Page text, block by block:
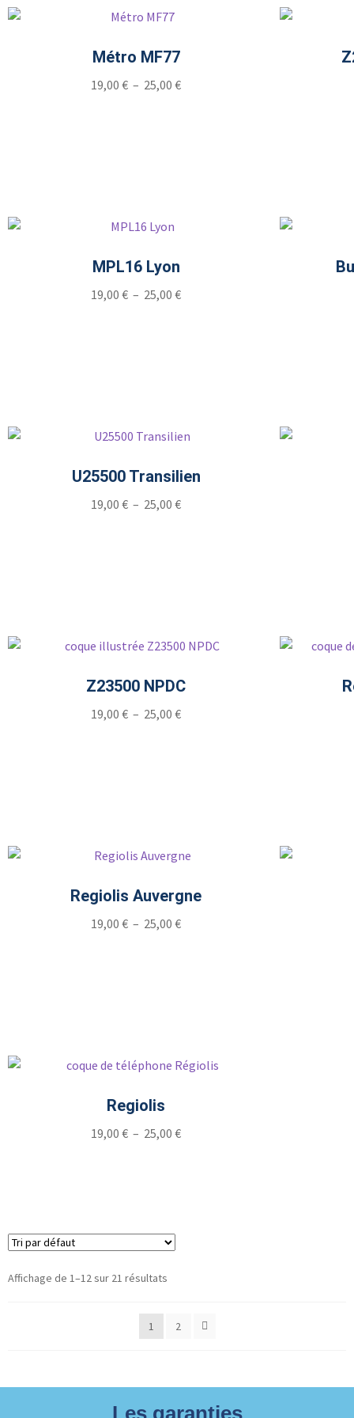
Métro MF77
19,00 € – 25,00 €
MPL16 Lyon
19,00 € – 25,00 €
U25500 Transilien
19,00 € – 25,00 €
Z23500 NPDC
19,00 € – 25,00 €
Regiolis Auvergne
19,00 € – 25,00 €
Regiolis
19,00 € – 25,00 €
Affichage de 1–12 sur 21 résultats
1 2